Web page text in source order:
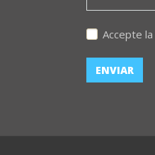
Accepte la